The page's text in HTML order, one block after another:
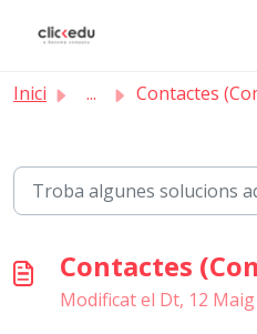
Inici ... Contactes
Contactes
Modificat el Dt, 12 Maig